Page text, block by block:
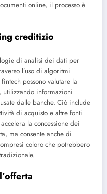
online, il processo è
creditizio
di analisi dei dati per
l’uso di algoritmi
possono valutare la
informazioni
dalle banche. Ciò include
di acquisto e altre fonti
la concessione dei
ma consente anche di
coloro che potrebbero